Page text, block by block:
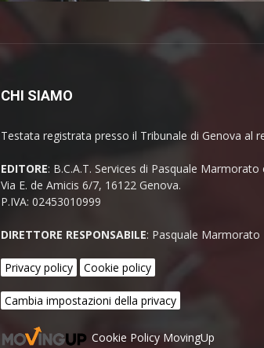
CHI SIAMO
Testata registrata presso il Tribunale di Genova al
EDITORE: B.C.A.T. Services di Pasquale
Via E. de Amicis 6/7, 16122 Genova.
P.IVA: 02453010999
DIRETTORE RESPONSABILE: Pasquale Marmorato
Privacy policy Cookie policy
Cambia impostazioni della privacy
Cookie Policy MovingUp